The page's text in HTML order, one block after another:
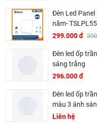
hành miễn phí, Khali
kiểm tra khi đến hạn,
hay lưu thông tin gì cả.
Khali Nguyễn -
Đèn Led Panel
năm-
299.000 đ
Đèn led ốp
sáng trắng
296.000 đ
Đèn led ốp
màu 3 ánh
Liên hệ